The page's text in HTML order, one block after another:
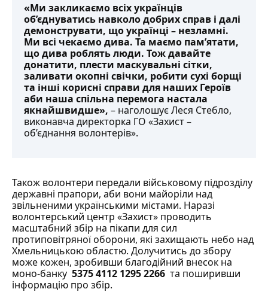
«Ми закликаємо всіх українців
об’єднуватись навколо добрих справ і далі
демонструвати, що українці – незламні.
Ми всі чекаємо дива. Та маємо пам’ятати,
що дива роблять люди. Тож давайте
донатити, плести маскувальні сітки,
заливати окопні свічки, робити сухі борщі
та інші корисні справи для наших Героїв
аби наша спільна перемога настала
якнайшвидше», – наголошує Леся Стебло,
виконавча директорка ГО «Захист –
об’єднання волонтерів».
Також волонтери передали військовому підрозділу
державні прапори, аби вони майоріли над
звільненими українськими містами. Наразі
волонтерський центр «Захист» проводить
масштабний збір на пікапи для сил
протиповітряної оборони, які захищають небо над
Хмельницькою областю. Долучитись до збору
може кожен, зробивши благодійний внесок на
моно-банку 5375 4112 1295 2266 та поширивши
інформацію про збір.